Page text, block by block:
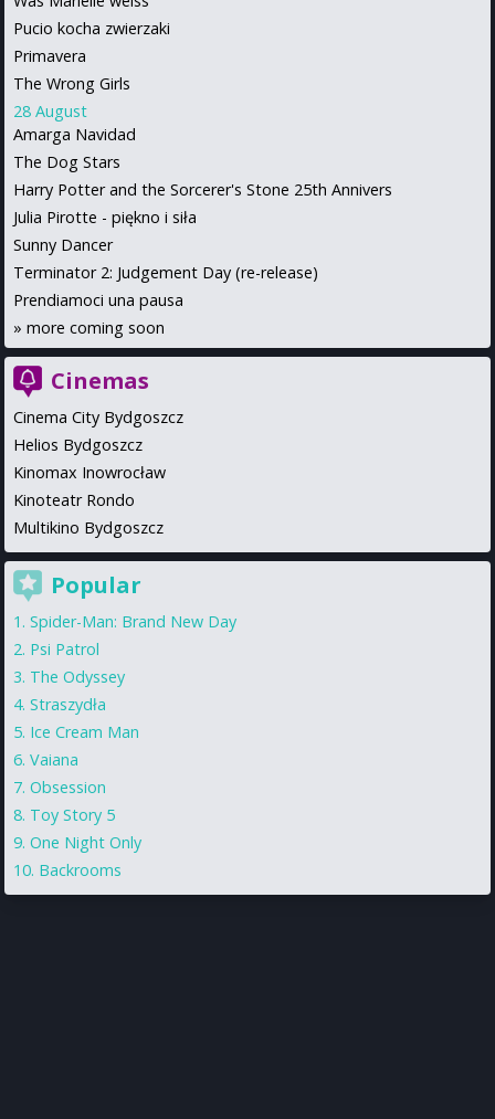
Pucio kocha zwierzaki
Primavera
The Wrong Girls
28 August
Amarga Navidad
The Dog Stars
Harry Potter and the Sorcerer's Stone 25th Annivers
Julia Pirotte - piękno i siła
Sunny Dancer
Terminator 2: Judgement Day (re-release)
Prendiamoci una pausa
» more coming soon
Cinemas
Cinema City Bydgoszcz
Helios Bydgoszcz
Kinomax Inowrocław
Kinoteatr Rondo
Multikino Bydgoszcz
Popular
Spider-Man: Brand New Day
Psi Patrol
The Odyssey
Straszydła
Ice Cream Man
Vaiana
Obsession
Toy Story 5
One Night Only
Backrooms